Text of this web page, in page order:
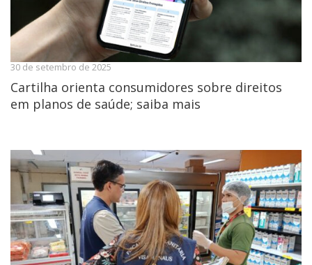
30 de setembro de 2025
Cartilha orienta consumidores sobre direitos
em planos de saúde; saiba mais